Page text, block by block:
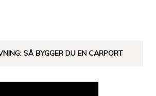
SÅ BYGGER DU EN CARPORT